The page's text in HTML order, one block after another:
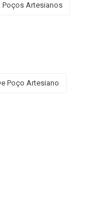
Poços Artesianos
Poço Artesiano